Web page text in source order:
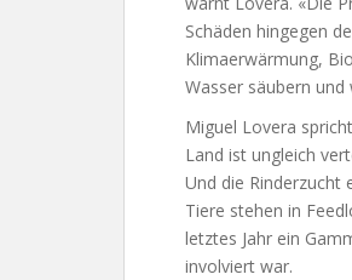
Schäden hingegen
Klimaerwärmung,
Wasser säubern
Miguel Lovera
Land ist ungleich
Und die Rinderzucht
Tiere stehen in
letztes Jahr ein
involviert war.